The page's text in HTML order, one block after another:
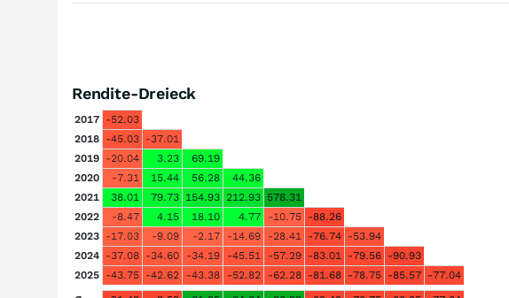
Rendite-Dreieck
2017 -52.03
2018 -45.03 -37.01
2019 -20.04 3.23
69.19
2020
-7.31 15.44 56.28
44.36
2021
38.01 79.73 154.93 212.93 578.31
2022
-8.47 4.15 18.10 4.77 -10.75 -88.26
2023 -17.03 -9.09 -2.17 -14.69 -28.41 -76.74 -53.94
2024 -37.08 -34.60 -34.19 -45.51 -57.29 -83.01 -79.56 -90.93
2025 -43.75 -42.62 -43.38 -52.82 -62.28 -81.68 -78.75 -85.57 -77.04